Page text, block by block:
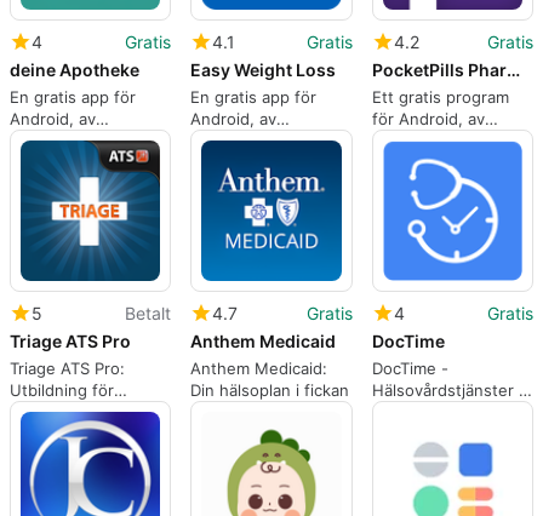
4
Gratis
deine Apotheke
En gratis app för
Android, av
ADGmbH.
4.1
Gratis
Easy Weight Loss
En gratis app för
Android, av
KristinBN.
4.2
Gratis
PocketPills Pharmacy
Ett gratis program
för Android, av
PocketPills.
5
Betalt
Triage ATS Pro
Triage ATS Pro:
Utbildning för
Akutsjukvård
4.7
Gratis
Anthem Medicaid
Anthem Medicaid:
Din hälsoplan i fickan
4
Gratis
DocTime
DocTime -
Hälsovårdstjänster i
Bangladesh